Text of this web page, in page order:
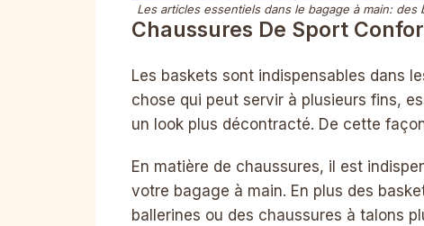
Les articles essentiels dans le bagage à main:
Chaussures De Sport
Les baskets sont indispensables dans
chose qui peut servir à plusieurs fins,
un look plus décontracté. De cette
En matière de chaussures, il est
votre bagage à main. En plus des
ballerines ou des chaussures à talons